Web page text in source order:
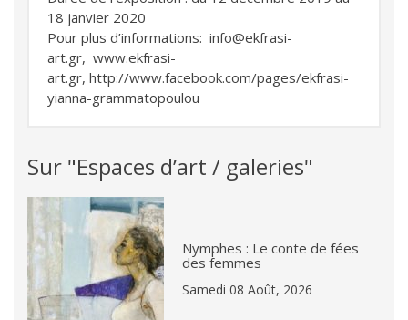
18 janvier 2020
Pour plus d’informations: info@ekfrasi-
art.gr, www.ekfrasi-
art.gr, http://www.facebook.com/pages/ekfrasi-
yianna-grammatopoulou
Sur "Espaces d’art / galeries"
Nymphes : Le conte de fées
des femmes
Samedi 08 Août, 2026